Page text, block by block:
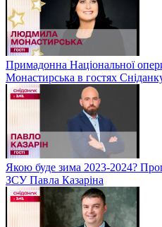
Примадонна Національної
Монастирська в гостях
Якою буде зима 2023-2024?
ЗСУ Павла Казаріна